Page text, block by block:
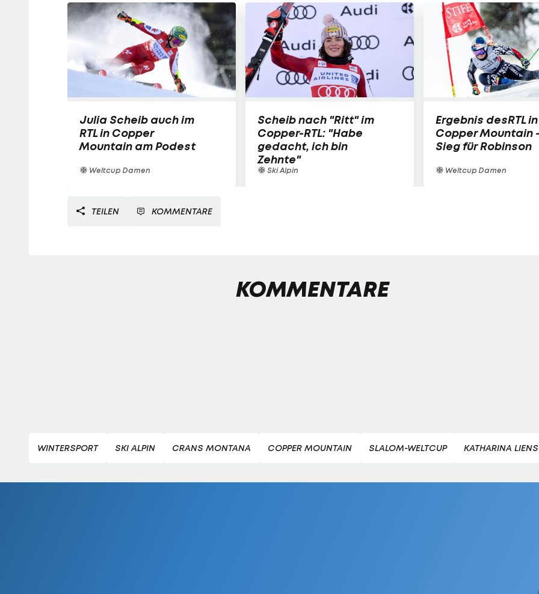
Julia Scheib auch im
RTL in Copper
Mountain am Podest
Weltcup Damen
Scheib nach "Ritt" im
Copper-RTL: "Habe
gedacht, ich bin
Zehnte"
Ski Alpin
Ergebnis desRTL in
Copper Mountain
Sieg für Robinson
Weltcup Damen
TEILEN KOMMENTARE
KOMMENTARE
WINTERSPORT SKI ALPIN CRANS MONTANA COPPER MOUNTAIN SLALOM-WELTCUP KATHARINA